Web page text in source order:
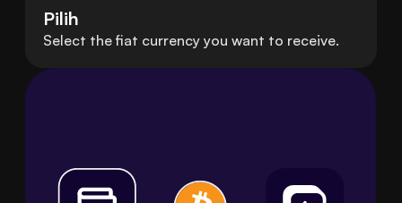
Pilih
Select the fiat currency you want to receive.